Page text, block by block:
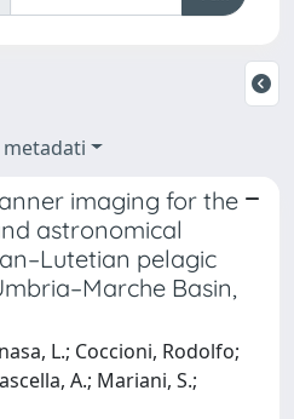
imaging for the
astronomical
pelagic
Basin,
L.; Coccioni, Rodolfo;
A.; Mariani, S.;